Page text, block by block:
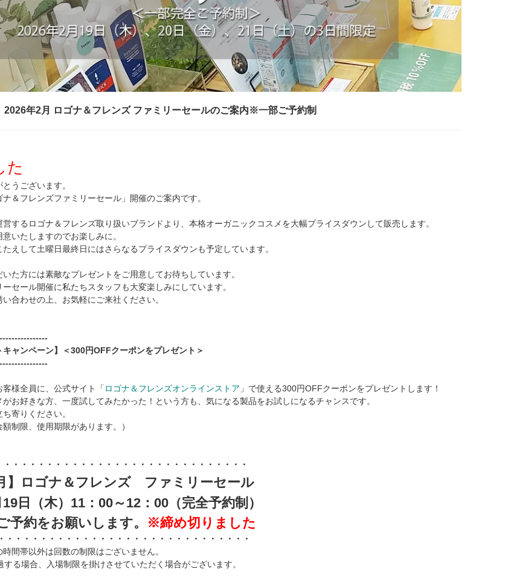
2026年2月 ロゴナ＆フレンズ ファミリーセールのご案内※一部ご予約制
た
うございます。
＆フレンズファミリーセール」開催のご案内です。
営するロゴナ＆フレンズ取り扱いブランドより、本格オーガニックコスメを大幅プライスダウンして販売します。
いたしますのでお楽しみに。
えして土曜日最終日にはさらなるプライスダウンも予定しています。
た方には素敵なプレゼントをご用意してお待ちしています。
セール開催に私たちスタッフも大変楽しみにしています。
合わせの上、お気軽にご来社ください。
キャンペーン】＜300円OFFクーポンをプレゼント＞
様全員に、公式サイト「 ロゴナ＆フレンズオンラインストア 」で使える300円OFFクーポンをプレゼントします！
お好きな方、一度試してみたかった！という方も、気になる製品をお試しになるチャンスです。
寄りください。
制限、使用期限があります。）
・・・・・・・・・・・・・・・・・・・・・・・・・・・・・
月】ロゴナ＆フレンズ ファミリーセール
日（木）11：00～12：00（完全予約制）
予約をお願いします。 ※締め切りました
・・・・・・・・・・・・・・・・・・・・・・・・・・・・・
時間帯以外は回数の制限はございません。
する場合、入場制限を掛けさせていただく場合がございます。